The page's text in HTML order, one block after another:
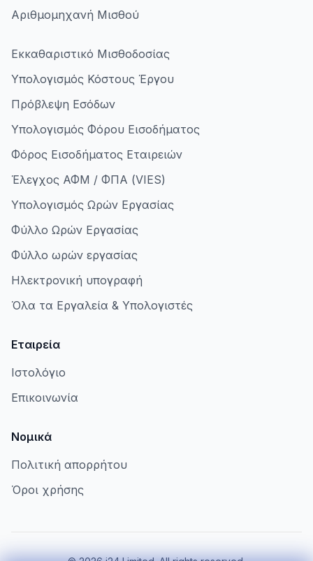
Αριθμομηχανή Μισθού
Εκκαθαριστικό Μισθοδοσίας
Υπολογισμός Κόστους Έργου
Πρόβλεψη Εσόδων
Υπολογισμός Φόρου Εισοδήματος
Φόρος Εισοδήματος Εταιρειών
Έλεγχος ΑΦΜ / ΦΠΑ (VIES)
Υπολογισμός Ωρών Εργασίας
Φύλλο Ωρών Εργασίας
Φύλλο ωρών εργασίας
Ηλεκτρονική υπογραφή
Όλα τα Εργαλεία & Υπολογιστές
Εταιρεία
Ιστολόγιο
Επικοινωνία
Νομικά
Πολιτική απορρήτου
Όροι χρήσης